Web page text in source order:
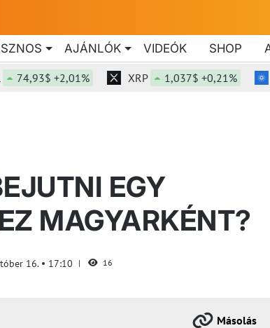
AJÁNLÓK VIDEÓK SHOP
+2,01% XRP 1,037$ +0,21% ADA
EGY
MAGYARKÉNT?
16. 17:10 16
Másolás